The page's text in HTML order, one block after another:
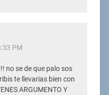
PM
no se de que palo sos
te llevarias bien con
ARGUMENTO Y